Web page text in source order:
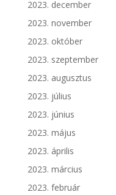
2023. december
2023. november
2023. október
2023. szeptember
2023. augusztus
2023. július
2023. június
2023. május
2023. április
2023. március
2023. február